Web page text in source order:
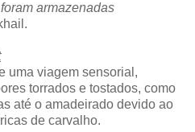
armazenadas
uma viagem sensorial,
torrados e tostados, como
até o amadeirado devido ao
de carvalho.